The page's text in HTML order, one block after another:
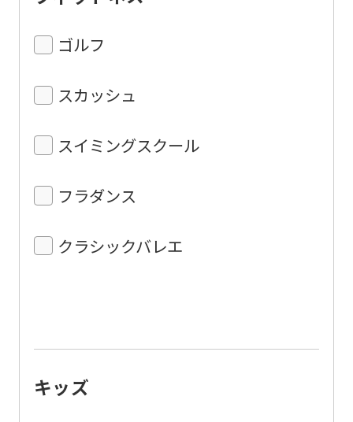
ゴルフ
スカッシュ
スイミングスクール
フラダンス
クラシックバレエ
キッズ